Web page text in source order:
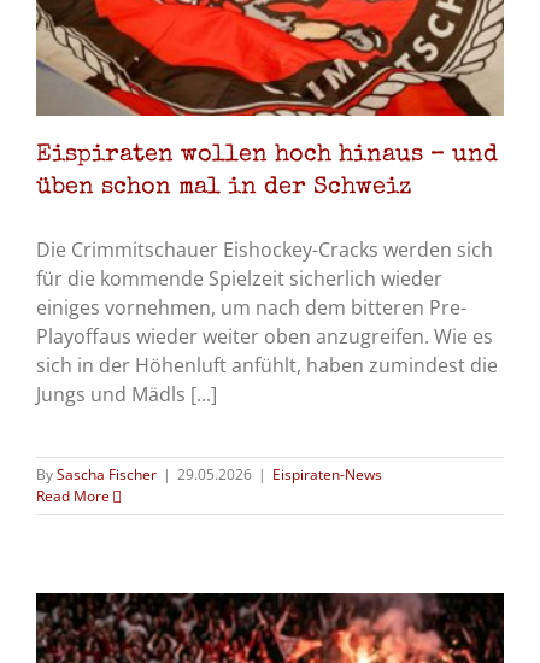
Eispiraten wollen hoch hinaus – und
üben schon mal in der Schweiz
Die Crimmitschauer Eishockey-Cracks werden sich
für die kommende Spielzeit sicherlich wieder
einiges vornehmen, um nach dem bitteren Pre-
Playoffaus wieder weiter oben anzugreifen. Wie es
sich in der Höhenluft anfühlt, haben zumindest die
Jungs und Mädls [...]
BySascha Fischer | 29.05.2026 | Eispiraten-News
Read More